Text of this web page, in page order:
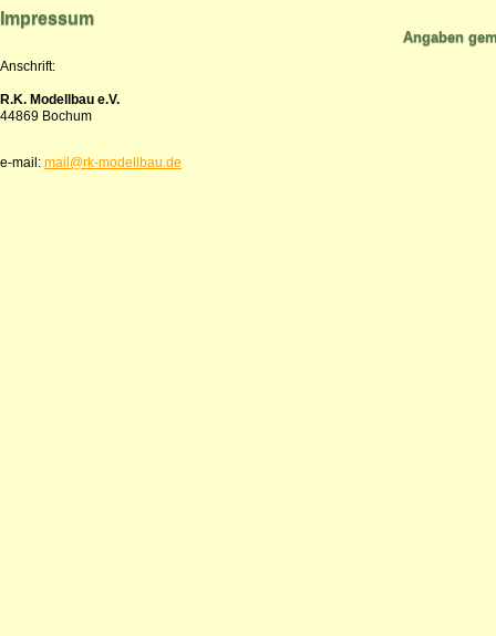
Impressum
Angaben
Anschrift:
R.K. Modellbau e.V.
44869 Bochum
e-mail: mail@rk-modellbau.de